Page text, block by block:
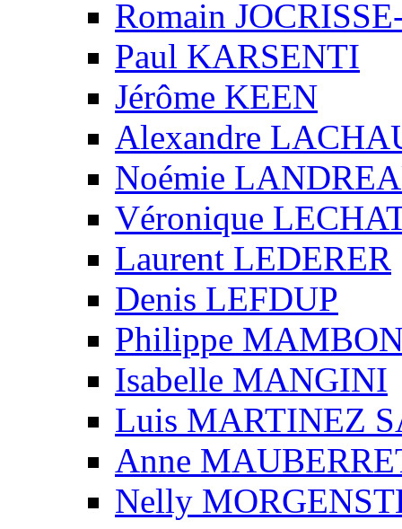
Romain
Paul KARSENTI
Jérôme KEEN
Alexandre
Noémie
Véronique
Laurent LEDERER
Denis LEFDUP
Philippe
Isabelle MANGINI
Luis MARTINEZ
Anne
Nelly